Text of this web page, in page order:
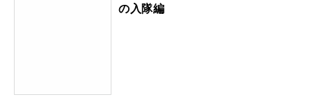
の入隊編